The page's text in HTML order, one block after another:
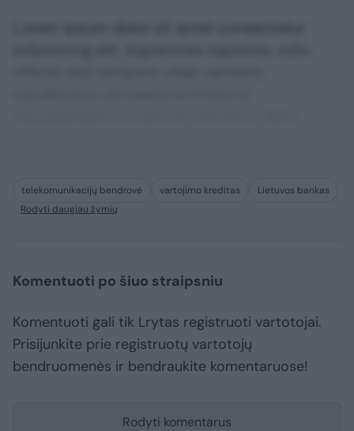
telekomunikacijų bendrovė vartojimo kreditas
Lietuvos bankas
Rodyti daugiau žymių
Komentuoti po šiuo straipsniu
Komentuoti gali tik Lrytas registruoti vartotojai.
Prisijunkite prie registruotų vartotojų
bendruomenės ir bendraukite komentaruose!
Rodyti komentarus